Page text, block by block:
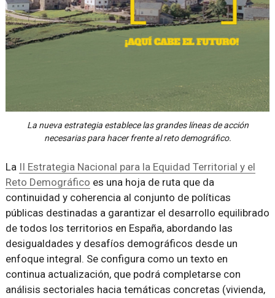
La nueva estrategia establece las grandes líneas de acción
necesarias para hacer frente al reto demográfico.
La II Estrategia Nacional para la Equidad Territorial y el
Reto Demográfico es una hoja de ruta que da
continuidad y coherencia al conjunto de políticas
públicas destinadas a garantizar el desarrollo equilibrado
de todos los territorios en España, abordando las
desigualdades y desafíos demográficos desde un
enfoque integral. Se configura como un texto en
continua actualización, que podrá completarse con
análisis sectoriales hacia temáticas concretas (vivienda,